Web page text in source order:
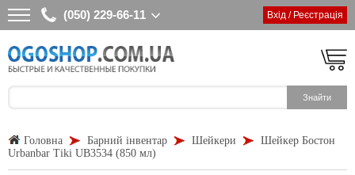
(050) 229-66-11 Вхід / Реєстрація
Головна Барний інвентар Шейкери
Шейкер Бостон
Urbanbar Tiki UB3534 (850 мл)